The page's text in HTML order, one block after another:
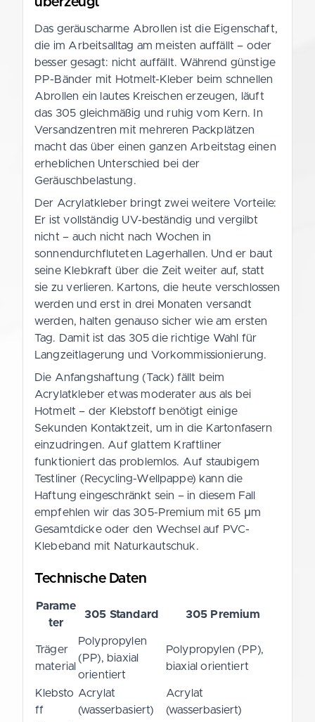
Das geräuscharme Abrollen ist die Eigenschaft,
die im Arbeitsalltag am meisten auffällt – oder
besser gesagt: nicht auffällt. Während günstige
PP-Bänder mit Hotmelt-Kleber beim schnellen
Abrollen ein lautes Kreischen erzeugen, läuft
das 305 gleichmäßig und ruhig vom Kern. In
Versandzentren mit mehreren Packplätzen
macht das über einen ganzen Arbeitstag einen
erheblichen Unterschied bei der
Geräuschbelastung.
Der Acrylatkleber bringt zwei weitere Vorteile:
Er ist vollständig UV-beständig und vergilbt
nicht – auch nicht nach Wochen in
sonnendurchfluteten Lagerhallen. Und er baut
seine Klebkraft über die Zeit weiter auf, statt
sie zu verlieren. Kartons, die heute verschlossen
werden und erst in drei Monaten versandt
werden, halten genauso sicher wie am ersten
Tag. Damit ist das 305 die richtige Wahl für
Langzeitlagerung und Vorkommissionierung.
Die Anfangshaftung (Tack) fällt beim
Acrylatkleber etwas moderater aus als bei
Hotmelt – der Klebstoff benötigt einige
Sekunden Kontaktzeit, um in die Kartonfasern
einzudringen. Auf glattem Kraftliner
funktioniert das problemlos. Auf staubigem
Testliner (Recycling-Wellpappe) kann die
Haftung eingeschränkt sein – in diesem Fall
empfehlen wir das 305-Premium mit 65 µm
Gesamtdicke oder den Wechsel auf PVC-
Klebeband mit Naturkautschuk.
Technische Daten
Parame
ter
305 Standard 305 Premium
Träger
material
Polypropylen
(PP), biaxial
orientiert
Polypropylen (PP),
biaxial orientiert
Klebsto
ff
Acrylat
(wasserbasiert)
Acrylat
(wasserbasiert)